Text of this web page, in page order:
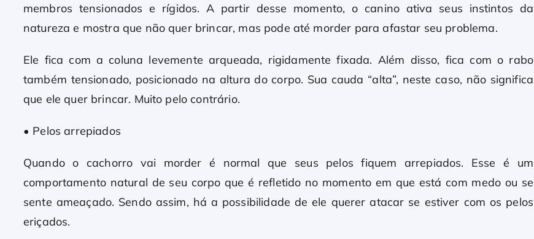
membros tensionados e rígidos. A partir desse momento, o canino ativa seus instintos da
natureza e mostra que não quer brincar, mas pode até morder para afastar seu problema.
Ele fica com a coluna levemente arqueada, rigidamente fixada. Além disso, fica com o rabo
também tensionado, posicionado na altura do corpo. Sua cauda “alta”, neste caso, não significa
que ele quer brincar. Muito pelo contrário.
• Pelos arrepiados
Quando o cachorro vai morder é normal que seus pelos fiquem arrepiados. Esse é um
comportamento natural de seu corpo que é refletido no momento em que está com medo ou se
sente ameaçado. Sendo assim, há a possibilidade de ele querer atacar se estiver com os pelos
eriçados.